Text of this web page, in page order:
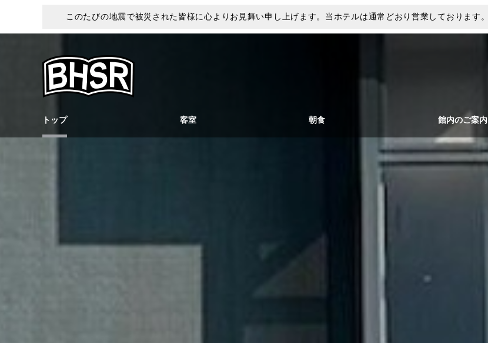
このたびの地震で被災された皆様に心よりお見舞い申し上げます。当ホテルは通常どおり営業しております。
トップ 客室 朝食 館内のご案内